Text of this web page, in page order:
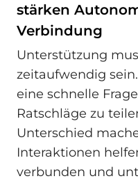
stärken
Verbindung
Unterstützung
zeitaufwendig
eine schnelle
Ratschläge zu
Unterschied
Interaktionen
verbunden und